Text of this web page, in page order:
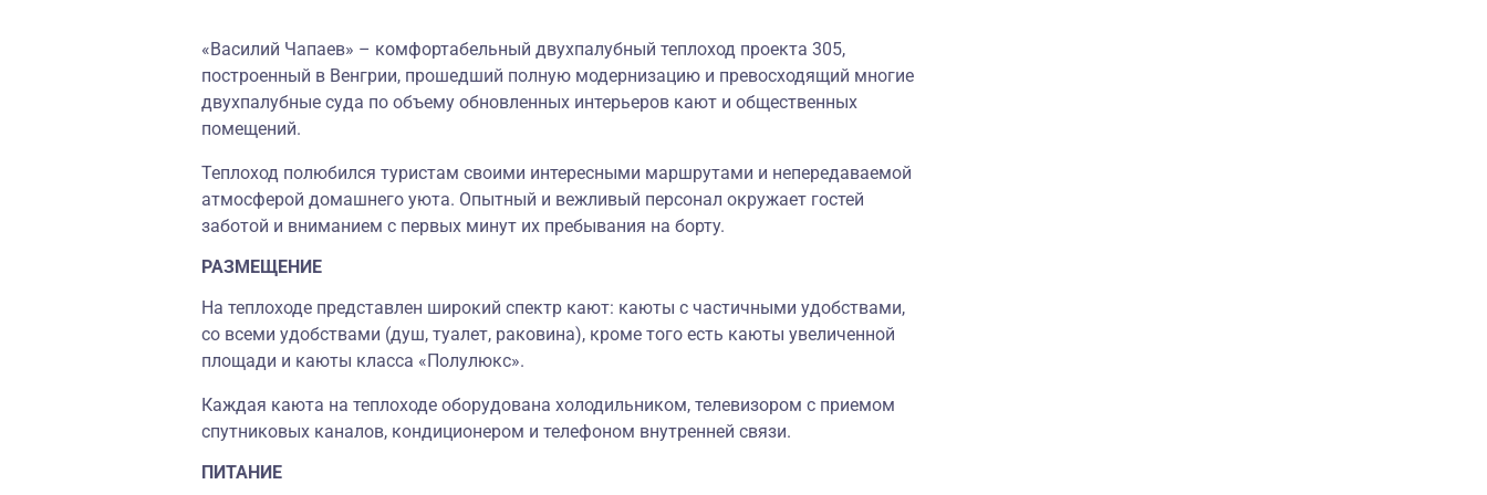
«Василий Чапаев» – комфортабельный двухпалубный теплоход проекта 305,
построенный в Венгрии, прошедший полную модернизацию и превосходящий многие
двухпалубные суда по объему обновленных интерьеров кают и общественных
помещений.
Теплоход полюбился туристам своими интересными маршрутами и непередаваемой
атмосферой домашнего уюта. Опытный и вежливый персонал окружает гостей
заботой и вниманием с первых минут их пребывания на борту.
РАЗМЕЩЕНИЕ
На теплоходе представлен широкий спектр кают: каюты с частичными удобствами,
со всеми удобствами (душ, туалет, раковина), кроме того есть каюты увеличенной
площади и каюты класса «Полулюкс».
Каждая каюта на теплоходе оборудована холодильником, телевизором с приемом
спутниковых каналов, кондиционером и телефоном внутренней связи.
ПИТАНИЕ